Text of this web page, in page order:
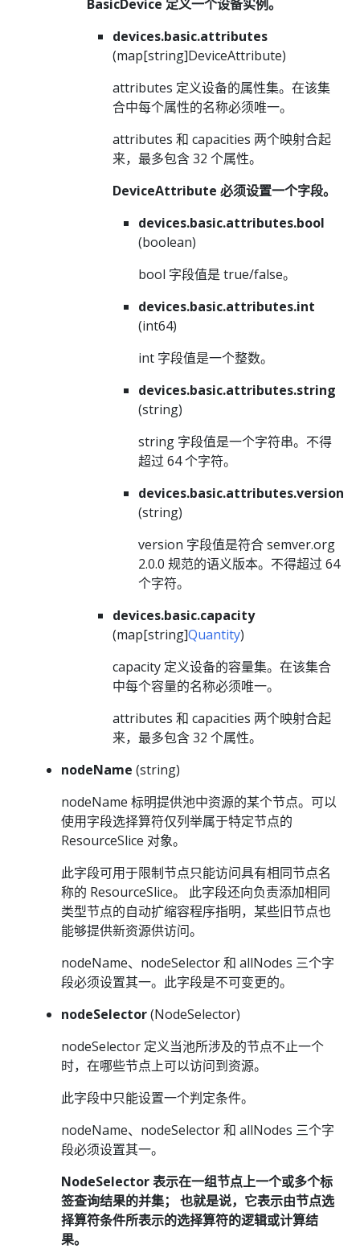
BasicDevice 定义一个设备实例。
devices.basic.attributes
(map[string]DeviceAttribute)
attributes 定义设备的属性集。在该集
合中每个属性的名称必须唯一。
attributes 和 capacities 两个映射合起
来，最多包含 32 个属性。
DeviceAttribute 必须设置一个字段。
devices.basic.attributes.bool
(boolean)
bool 字段值是 true/false。
devices.basic.attributes.int
(int64)
int 字段值是一个整数。
devices.basic.attributes.string
(string)
string 字段值是一个字符串。不得
超过 64 个字符。
devices.basic.attributes.version
(string)
version 字段值是符合 semver.org
2.0.0 规范的语义版本。不得超过 64
个字符。
devices.basic.capacity
(map[string]Quantity)
capacity 定义设备的容量集。在该集合
中每个容量的名称必须唯一。
attributes 和 capacities 两个映射合起
来，最多包含 32 个属性。
nodeName (string)
nodeName 标明提供池中资源的某个节点。可以
使用字段选择算符仅列举属于特定节点的
ResourceSlice 对象。
此字段可用于限制节点只能访问具有相同节点名
称的 ResourceSlice。 此字段还向负责添加相同
类型节点的自动扩缩容程序指明，某些旧节点也
能够提供新资源供访问。
nodeName、nodeSelector 和 allNodes 三个字
段必须设置其一。此字段是不可变更的。
nodeSelector(NodeSelector)
nodeSelector 定义当池所涉及的节点不止一个
时，在哪些节点上可以访问到资源。
此字段中只能设置一个判定条件。
nodeName、nodeSelector 和 allNodes 三个字
段必须设置其一。
NodeSelector 表示在一组节点上一个或多个标
签查询结果的并集； 也就是说，它表示由节点选
择算符条件所表示的选择算符的逻辑或计算结
果。